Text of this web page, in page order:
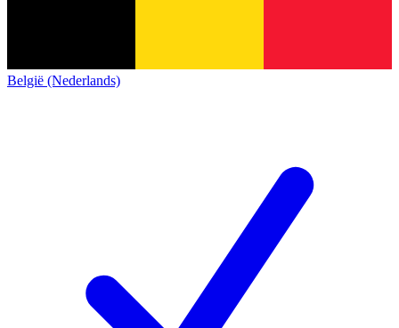
België (Nederlands)